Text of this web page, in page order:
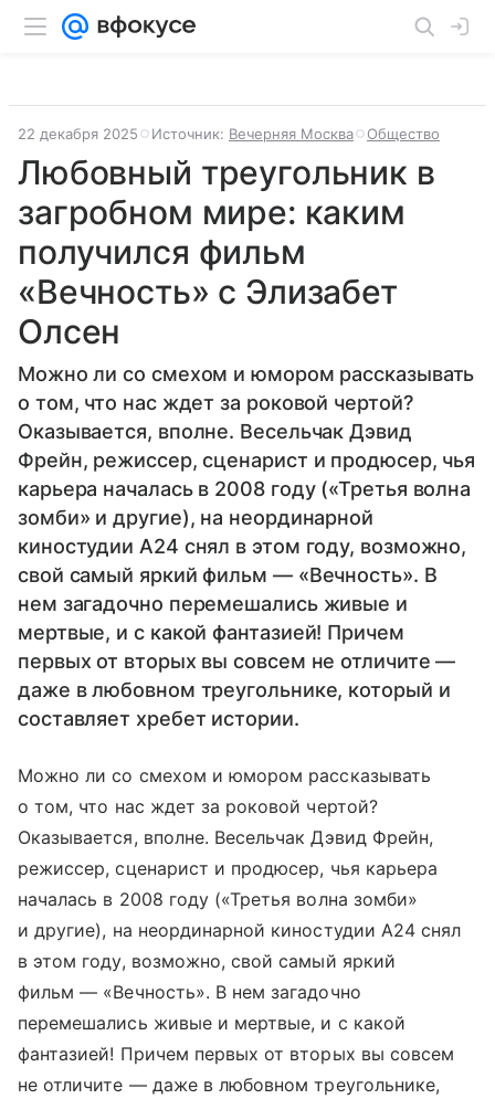
22 декабря 2025 Источник: Вечерняя Москва Общество
Любовный треугольник в
загробном мире: каким
получился фильм
«Вечность» с Элизабет
Олсен
Можно ли со смехом и юмором рассказывать
о том, что нас ждет за роковой чертой?
Оказывается, вполне. Весельчак Дэвид
Фрейн, режиссер, сценарист и продюсер, чья
карьера началась в 2008 году («Третья волна
зомби» и другие), на неординарной
киностудии А24 снял в этом году, возможно,
свой самый яркий фильм — «Вечность». В
нем загадочно перемешались живые и
мертвые, и с какой фантазией! Причем
первых от вторых вы совсем не отличите —
даже в любовном треугольнике, который и
составляет хребет истории.
Можно ли со смехом и юмором рассказывать
о том, что нас ждет за роковой чертой?
Оказывается, вполне. Весельчак Дэвид Фрейн,
режиссер, сценарист и продюсер, чья карьера
началась в 2008 году («Третья волна зомби»
и другие), на неординарной киностудии А24 снял
в этом году, возможно, свой самый яркий
фильм — «Вечность». В нем загадочно
перемешались живые и мертвые, и с какой
фантазией! Причем первых от вторых вы совсем
не отличите — даже в любовном треугольнике,